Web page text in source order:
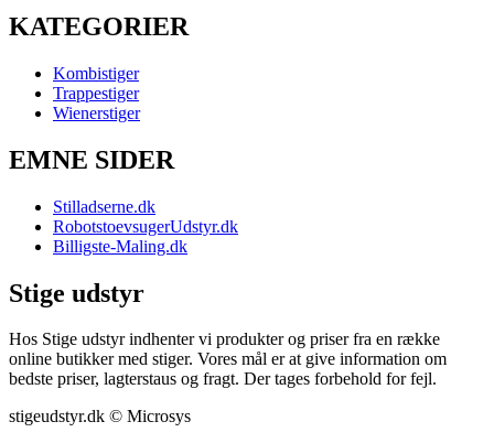
KATEGORIER
Kombistiger
Trappestiger
Wienerstiger
EMNE SIDER
Stilladserne.dk
RobotstoevsugerUdstyr.dk
Billigste-Maling.dk
Stige udstyr
Hos Stige udstyr indhenter vi produkter og priser fra en række
online butikker med stiger. Vores mål er at give information om
bedste priser, lagterstaus og fragt. Der tages forbehold for fejl.
stigeudstyr.dk © Microsys